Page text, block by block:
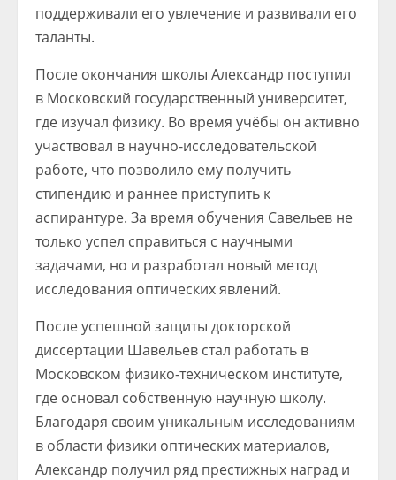
поддерживали его увлечение и развивали его
таланты.
После окончания школы Александр поступил
в Московский государственный университет,
где изучал физику. Во время учёбы он активно
участвовал в научно-исследовательской
работе, что позволило ему получить
стипендию и раннее приступить к
аспирантуре. За время обучения Савельев не
только успел справиться с научными
задачами, но и разработал новый метод
исследования оптических явлений.
После успешной защиты докторской
диссертации Шавельев стал работать в
Московском физико-техническом институте,
где основал собственную научную школу.
Благодаря своим уникальным исследованиям
в области физики оптических материалов,
Александр получил ряд престижных наград и